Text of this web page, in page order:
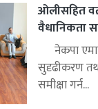
ओलीसहित
वैधानिकता
नेकपा
सुदृढीकरण
समीक्षा गर्न...